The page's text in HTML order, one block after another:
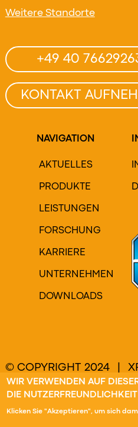
WIR VERWENDEN AUF
DIE
Klicken Sie "Akzeptieren", um sich
Weitere Standorte
+49 40
KONTAKT
NAVIGATION
AKTUELLES
PRODUKTE
LEISTUNGEN
FORSCHUNG
KARRIERE
UNTERNEHMEN
DOWNLOADS
© COPYRIGHT 2024 |
| ALLE RECHTE